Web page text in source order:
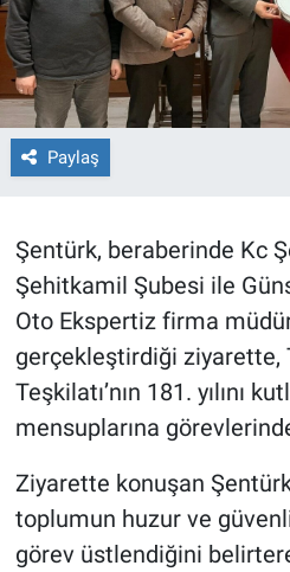
Paylaş
Şentürk, beraberinde Kc
Şehitkamil Şubesi ile
Oto Ekspertiz firma
gerçekleştirdiği ziyarette,
Teşkilatı’nın 181. yılını
mensuplarına
Ziyarette konuşan
toplumun huzur ve
görev üstlendiğini
İlçeler
MAGAZİN
Bilim, Teknoloji
ÇEVRE
HABERDE İNSAN
EĞİTİM
BİLİM VE TEKNOLOJİ
Güvenlik
Bölge